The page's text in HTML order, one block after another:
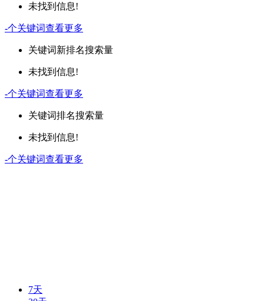
未找到信息!
-个关键词查看更多
关键词新排名搜索量
未找到信息!
-个关键词查看更多
关键词排名搜索量
未找到信息!
-个关键词查看更多
7天